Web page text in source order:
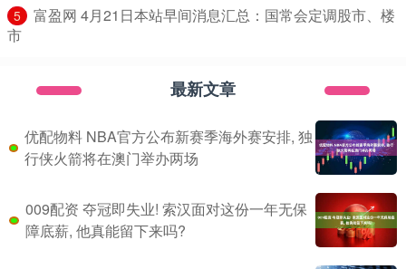
5
​富盈网 4月21日本站早间消息汇总：国常会定调股市、楼
市
最新文章
优配物料 NBA官方公布新赛季海外赛安排, 独
行侠火箭将在澳门举办两场
009配资 夺冠即失业! 索汉面对这份一年无保
障底薪, 他真能留下来吗?